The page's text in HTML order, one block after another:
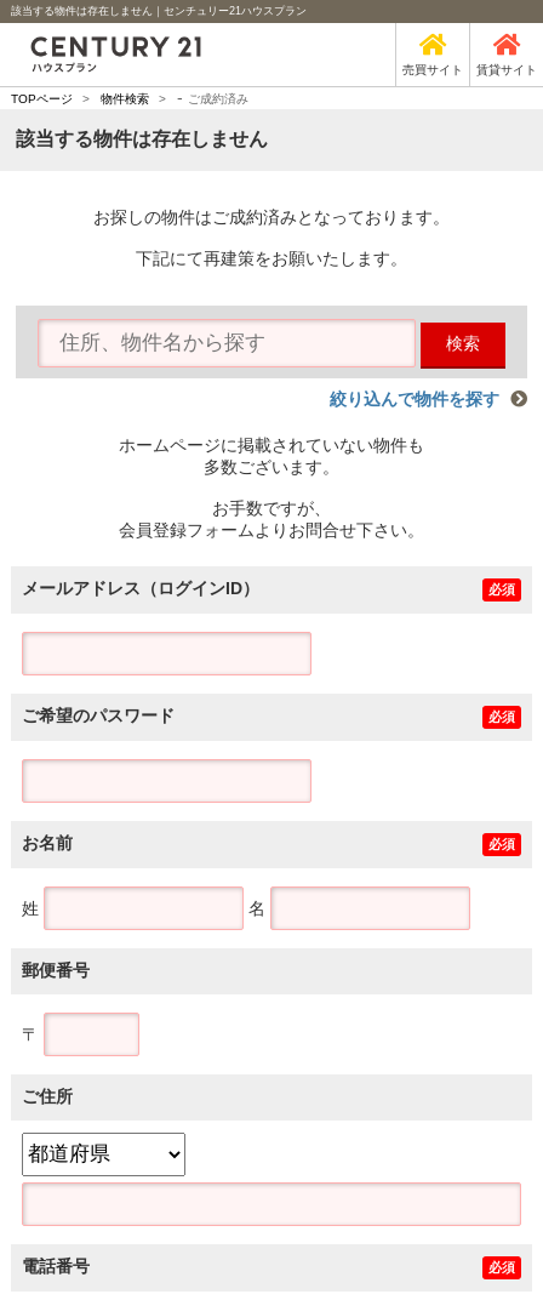
該当する物件は存在しません｜センチュリー21ハウスプラン
売買サイト 賃貸サイト
TOPページ > 物件検索 > - ご成約済み
該当する物件は存在しません
お探しの物件はご成約済みとなっております。
下記にて再建策をお願いたします。
検索
絞り込んで物件を探す
ホームページに掲載されていない物件も
多数ございます。
お手数ですが、
会員登録フォームよりお問合せ下さい。
メールアドレス（ログインID） 必須
ご希望のパスワード 必須
お名前 必須
姓 名
郵便番号
〒
ご住所
電話番号 必須